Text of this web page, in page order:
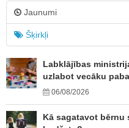
Jaunumi
Šķirkļi
Labklājības
uzlabot vecāku
06/08/2026
Kā sagatavot